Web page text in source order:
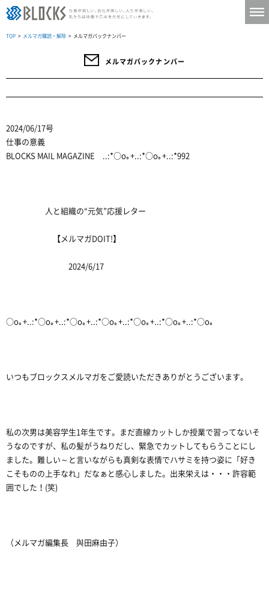
TOP > メルマガ購読・解除 > メルマガバックナンバー
メルマガバックナンバー
2024/06/17号
仕事の意義
BLOCKS MAIL MAGAZINE ..:*○o｡+..:*○o｡+..:*992
人と組織の“元気”応援レター
【メルマガDOIT!】
2024/6/17
○o｡+..:*○o｡+..:*○o｡+..:*○o｡+..:*○o｡+..:*○o｡+..:*○o｡
いつもブロックスメルマガをご愛読いただきありがとうございます。
私の次男は美容学生1年生です。まだ直線カットしか授業で習ってないそ
うなのですが、私の髪がうねりだし、緊急でカットしてもらうことにし
ました。難しい～と言いながらも真剣な表情でハサミを持つ姿に「好き
こそものの上手なれ」だなぁと感心しました。出来栄えは・・・許容範
囲でした！(笑)
（メルマガ編集長 與田麻由子）